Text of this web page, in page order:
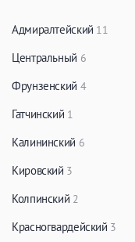
Адмиралтейский 11
Центральный 6
Фрунзенский 4
Гатчинский 1
Калининский 6
Кировский 3
Колпинский 2
Красногвардейский 3